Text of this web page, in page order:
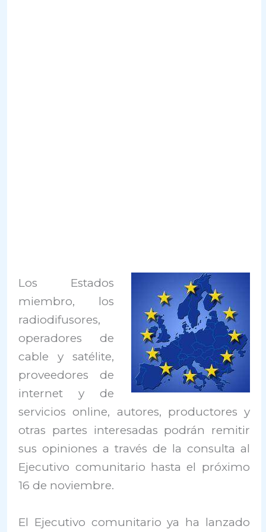
Los Estados
miembro, los
radiodifusores,
operadores de
cable y satélite,
proveedores de
internet y de
servicios online, autores, productores y
otras partes interesadas podrán remitir
sus opiniones a través de la consulta al
Ejecutivo comunitario hasta el próximo
16 de noviembre.
El Ejecutivo comunitario ya ha lanzado